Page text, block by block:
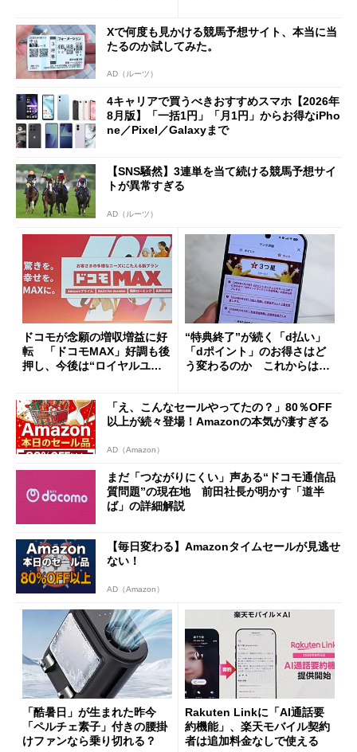
も
Xで何度も見かける競馬予想サイト、本当に当
たるのか試してみた。
AD（ルーツ）
4キャリアで買うべきおすすめスマホ【2026年
8月版】「一括1円」「月1円」からお得なiPho
ne／Pixel／Galaxyまで
【SNS騒然】3連単を当て続ける競馬予想サイ
トが異常すぎる
AD（ルーツ）
ドコモが念願の増収増益に好
転 「ドコモMAX」好調も後
押し、今後は“ロイヤルユー
“特典終了”が続く「d払い」
「dポイント」のお得さはど
う変わるのか これからは
「え、こんなセールやってたの？」80％OFF
以上が続々登場！Amazonの本気が凄すぎる
AD（Amazon）
まだ「つながりにくい」声ある“ドコモ通信品
質問題”の現在地 前田社長が明かす「道半
ば」の詳細解説
【毎日変わる】Amazonタイムセールが見逃せ
ない！
AD（Amazon）
「酷暑日」が生まれた昨今
「ペルチェ素子」付きの腰掛
けファンなら乗り切れる？
Rakuten Linkに「AI通話要
約機能」、楽天モバイル契約
者は追加料金なしで使える